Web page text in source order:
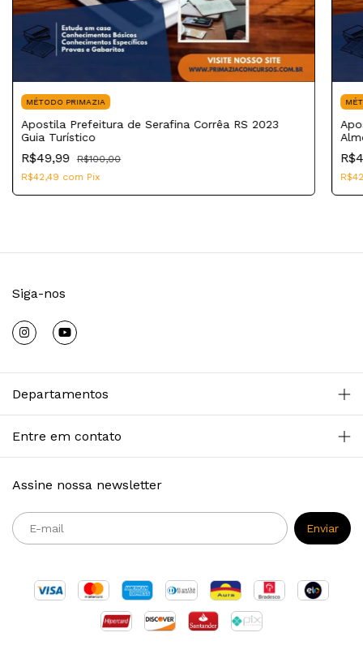
MÉTODO PRIMAZIA
Apostila Prefeitura de Serafina Corrêa RS 2023
Guia Turístico
R$49,99
R$100,00
R$42,49 com Pix
Siga-nos
Departamentos
Entre em contato
Assine nossa newsletter